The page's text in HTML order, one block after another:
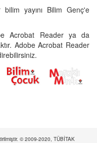
yayını Bilim Genç'e
Acrobat Reader ya da
Adobe Acrobat Reader
© 2009-2020, TÜBİTAK